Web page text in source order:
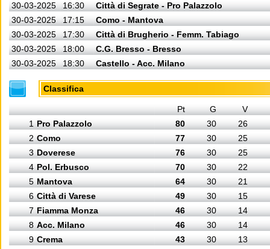
30-03-2025
16:30
Città di Segrate - Pro Palazzolo
30-03-2025
17:15
Como - Mantova
30-03-2025
17:30
Città di Brugherio - Femm. Tabiago
30-03-2025
18:00
C.G. Bresso - Bresso
30-03-2025
18:30 Castello - Acc. Milano
Classifica
Pt G
V
1 Pro Palazzolo 80 30
26
2 Como 77 30
25
3 Doverese 76 30
25
4 Pol. Erbusco 70 30
22
5 Mantova 64 30
21
6 Città di Varese 49 30
15
7 Fiamma Monza 46 30
14
8 Acc. Milano 46 30
14
9 Crema 43 30 13